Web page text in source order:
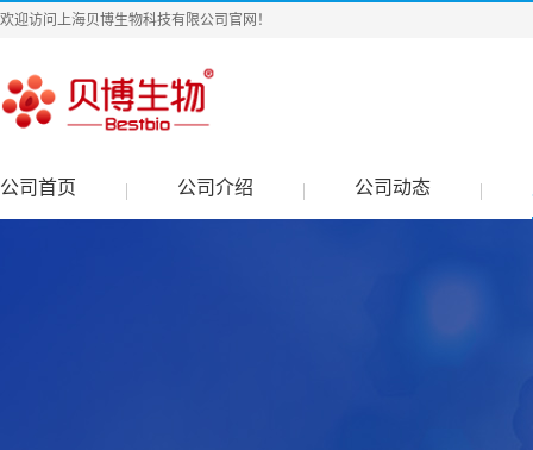
欢迎访问上海贝博生物科技有限公司官网！
公司首页 公司介绍 公司动态